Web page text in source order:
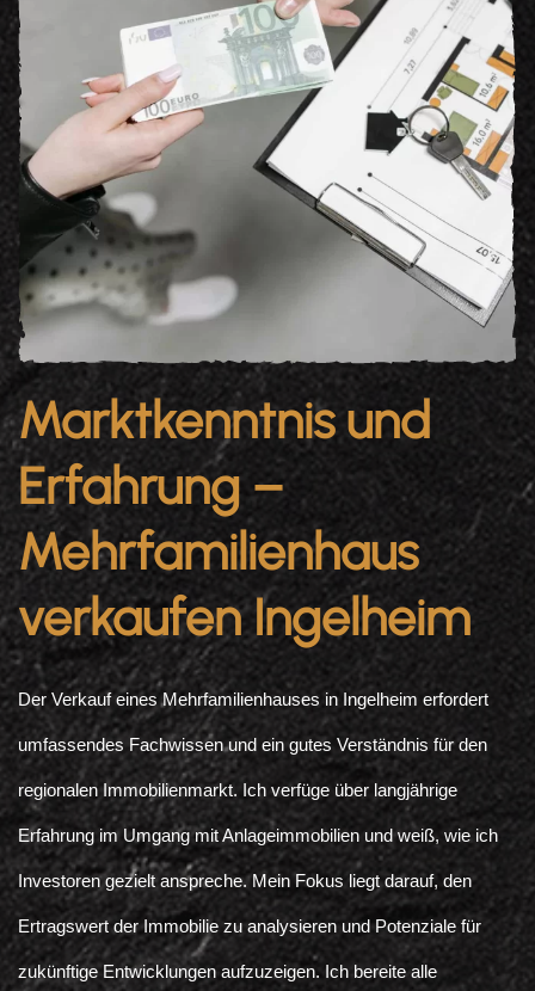
Marktkenntnis und
Erfahrung –
Mehrfamilienhaus
verkaufen Ingelheim
Der Verkauf eines Mehrfamilienhauses in Ingelheim erfordert
umfassendes Fachwissen und ein gutes Verständnis für den
regionalen Immobilienmarkt. Ich verfüge über langjährige
Erfahrung im Umgang mit Anlageimmobilien und weiß, wie ich
Investoren gezielt anspreche. Mein Fokus liegt darauf, den
Ertragswert der Immobilie zu analysieren und Potenziale für
zukünftige Entwicklungen aufzuzeigen. Ich bereite alle